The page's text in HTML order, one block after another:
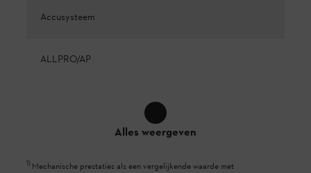
Accusysteem
ALLPRO/AP
Alles weergeven
1) Mechanische prestaties als een vergelijkende waarde met